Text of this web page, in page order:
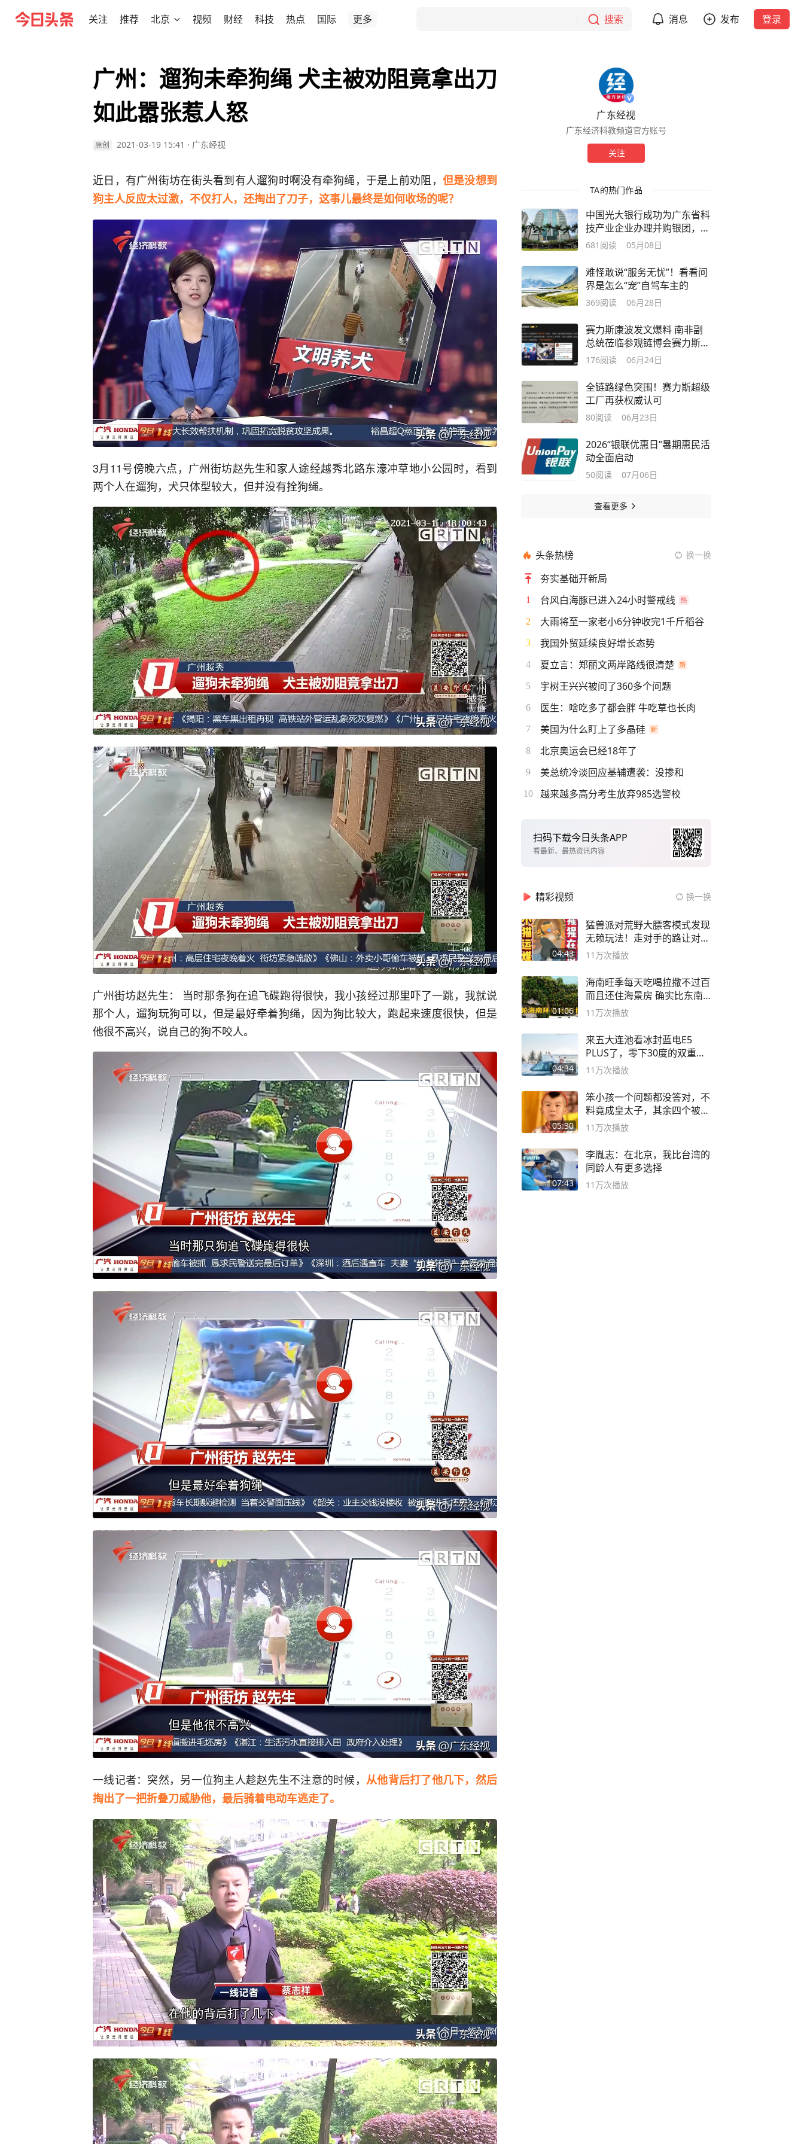
关注 推荐 北京 视频 财经 科技 热点 国际 更多 搜索 消息 发布 登录
广州：遛狗未牵狗绳 犬主被劝阻竟拿出刀
如此嚣张惹人怒
原创 2021-03-19 15:41 · 广东经视
近日，有广州街坊在街头看到有人遛狗时啊没有牵狗绳，于是上前劝阻， 但是没想到
狗主人反应太过激，不仅打人，还掏出了刀子，这事儿最终是如何收场的呢？
3月11号傍晚六点，广州街坊赵先生和家人途经越秀北路东濠冲草地小公园时，看到
两个人在遛狗，犬只体型较大，但并没有拴狗绳。
广州街坊赵先生： 当时那条狗在追飞碟跑得很快，我小孩经过那里吓了一跳，我就说
那个人，遛狗玩狗可以，但是最好牵着狗绳，因为狗比较大，跑起来速度很快，但是
他很不高兴，说自己的狗不咬人。
一线记者：突然，另一位狗主人趁赵先生不注意的时候， 从他背后打了他几下，然后
掏出了一把折叠刀威胁他，最后骑着电动车逃走了。
广东经视
广东经济科教频道官方账号
关注
TA的热门作品
中国光大银行成功为广东省科
技产业企业办理并购银团，以
金融“五篇大文章”服务新质生
681 阅读 05月08日
难怪敢说“服务无忧”！看看问
界是怎么“宠”自驾车主的
369阅读 06月28日
赛力斯康波发文爆料 南非副
总统莅临参观链博会赛力斯展
台
176阅读 06月24日
全链路绿色突围！赛力斯超级
工厂再获权威认可
80阅读 06月23日
2026“银联优惠日”暑期惠民活
动全面启动
50阅读 07月06日
查看更多
头条热榜 换一换
夯实基础开新局
1 台风白海豚已进入24小时警戒线
2 大雨将至一家老小6分钟收完1千斤稻谷
3 我国外贸延续良好增长态势
4 夏立言：郑丽文两岸路线很清楚
5 宇树王兴兴被问了360多个问题
6 医生：啥吃多了都会胖 牛吃草也长肉
7 美国为什么盯上了多晶硅
8 北京奥运会已经18年了
9 美总统冷淡回应基辅遭袭：没掺和
10 越来越多高分考生放弃985选警校
扫码下载今日头条APP
看最新、最热资讯内容
精彩视频 换一换
04:43
猛兽派对荒野大膘客模式发现
无赖玩法！走对手的路让对手
无路可走
11万次播放
01:06
海南旺季每天吃喝拉撒不过百
而且还住海景房 确实比东南
亚合适
11万次播放
04:34
来五大连池看冰封蓝电E5
PLUS了，零下30度的双重冰
封40小时全录
11万次播放
05:30
笨小孩一个问题都没答对，不
料竟成皇太子，其余四个被处
死
11万次播放
07:43
李胤志：在北京，我比台湾的
同龄人有更多选择
11万次播放